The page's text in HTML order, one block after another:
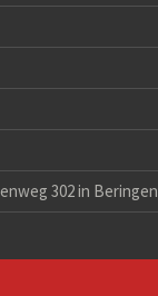
302 in Beringen